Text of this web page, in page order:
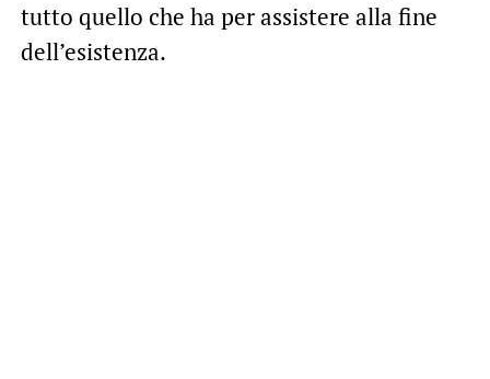
tutto quello che ha per assistere alla fine
dell’esistenza.